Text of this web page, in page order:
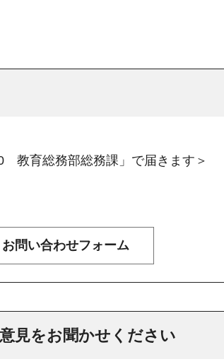
教育総務部総務課」で届きます＞
見をお聞かせください